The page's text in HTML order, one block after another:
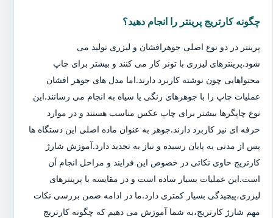
چگونه کارتریج پرینتر را انجام دهید؟
پرینتر در دو نوع اصلی جوهرافشان و لیزری تولید می
شود.پرینترهای لیزری با تونر کار می کنند و بیشتر برای چاپ
محتواهایی چون نوشته کاربرد دارند.اما مدل های جوهر افشان
عملیات چاپ را با جوهرهای رنگی یا سیاه به انجام می رسانند.این
نوع چاپگرها بیشتر برای چاپ عکس مناسب هستند و در موارد
حرفه ای نیز کاربرد دارند.جوهر به عنوان ماده اصلی این دستگاه ها
پس از مدتی به پایان رسیده و نیاز به تجدید دارد.آموزش شارژ
کارتریج حاوی نکاتی در خصوص این فرایند و مراحل انجام آن
است.این عملیات بسیار ساده است و در مقایسه با پرینترهای
لیزری،پیچیدگی بسیار کمتری دارد.ما در ادامه ضمن بررسی نکات
مهم شارژ کارتریج،به شما آموزش می دهیم که چگونه کارتریج